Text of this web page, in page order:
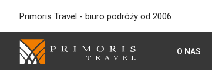
Primoris Travel - biuro podróży od 2006
O NAS